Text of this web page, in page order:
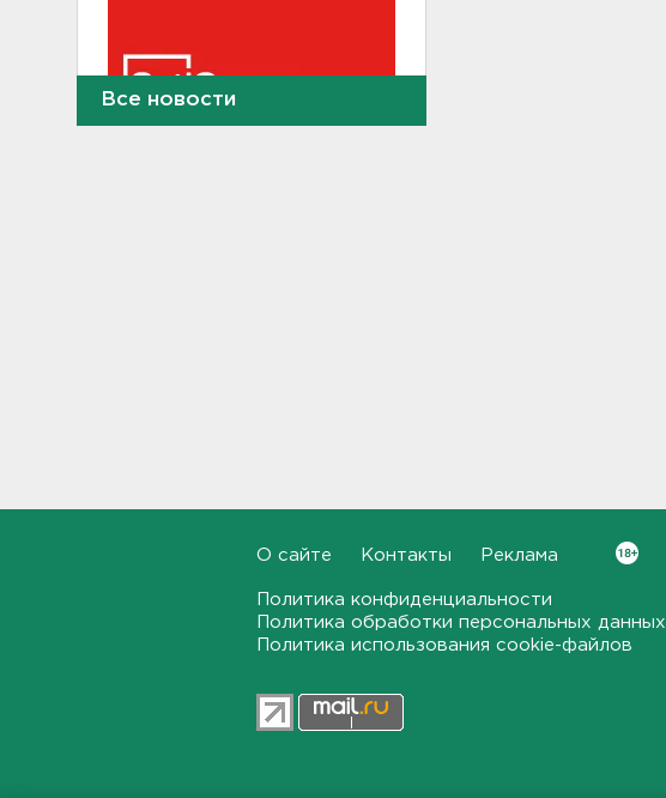
Все новости
О сайте Контакты Реклама
Политика конфиденциальности
Политика обработки персональных данных
Политика использования cookie-файлов